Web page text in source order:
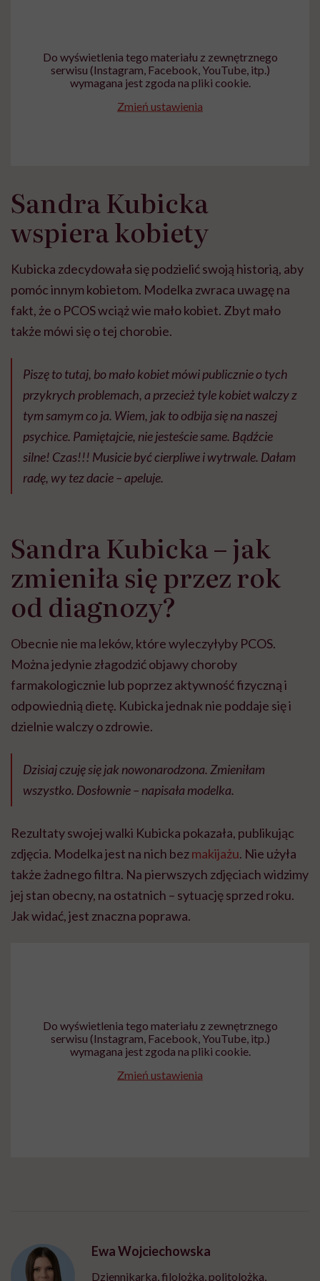
Do wyświetlenia tego materiału z zewnętrznego
serwisu (Instagram, Facebook, YouTube, itp.)
wymagana jest zgoda na pliki cookie.
Zmień ustawienia
Sandra Kubicka
wspiera kobiety
Kubicka zdecydowała się podzielić swoją historią, aby
pomóc innym kobietom. Modelka zwraca uwagę na
fakt, że o PCOS wciąż wie mało kobiet. Zbyt mało
także mówi się o tej chorobie.
Piszę to tutaj, bo mało kobiet mówi publicznie o tych
przykrych problemach, a przecież tyle kobiet walczy z
tym samym co ja. Wiem, jak to odbija się na naszej
psychice. Pamiętajcie, nie jesteście same. Bądźcie
silne! Czas!!! Musicie być cierpliwe i wytrwale. Dałam
radę, wy tez dacie – apeluje.
Sandra Kubicka – jak
zmieniła się przez rok
od diagnozy?
Obecnie nie ma leków, które wyleczyłyby PCOS.
Można jedynie złagodzić objawy choroby
farmakologicznie lub poprzez aktywność fizyczną i
odpowiednią dietę. Kubicka jednak nie poddaje się i
dzielnie walczy o zdrowie.
Dzisiaj czuję się jak nowonarodzona. Zmieniłam
wszystko. Dosłownie – napisała modelka.
Rezultaty swojej walki Kubicka pokazała, publikując
zdjęcia. Modelka jest na nich bezmakijażu. Nie użyła
także żadnego filtra. Na pierwszych zdjęciach widzimy
jej stan obecny, na ostatnich – sytuację sprzed roku.
Jak widać, jest znaczna poprawa.
Do wyświetlenia tego materiału z zewnętrznego
serwisu (Instagram, Facebook, YouTube, itp.)
wymagana jest zgoda na pliki cookie.
Zmień ustawienia
Ewa Wojciechowska
Dziennikarka, filolożka, politolożka,